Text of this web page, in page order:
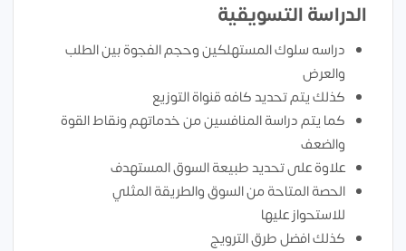
الدراسة التسويقية
دراسه سلوك المستهلكين وحجم الفجوة بين الطلب
والعرض
كذلك يتم تحديد كافه قنواة التوزيع
كما يتم دراسة المنافسين من خدماتهم ونقاط القوة
والضعف
علاوة على تحديد طبيعة السوق المستهدف
الحصة المتاحة من السوق والطريقة المثلي
للاستحواز عليها
كذلك افضل طرق الترويج